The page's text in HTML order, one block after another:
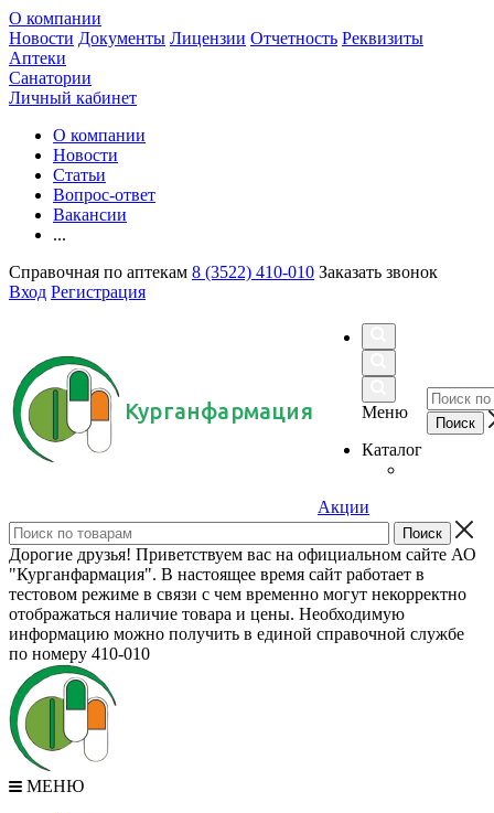
О компании
Новости Документы Лицензии Отчетность Реквизиты
Аптеки
Санатории
Личный кабинет
О компании
Новости
Статьи
Вопрос-ответ
Вакансии
...
Справочная по аптекам 8 (3522) 410-010 Заказать звонок
Вход Регистрация
Курганфармация
Меню
Каталог
Акции
Дорогие друзья! Приветствуем вас на официальном сайте АО
"Курганфармация". В настоящее время сайт работает в
тестовом режиме в связи с чем временно могут некорректно
отображаться наличие товара и цены. Необходимую
информацию можно получить в единой справочной службе
по номеру 410-010
МЕНЮ